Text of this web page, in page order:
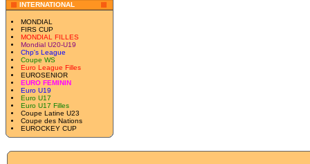
INTERNATIONAL
MONDIAL
FIRS CUP
MONDIAL FILLES
Mondial U20-U19
Chp's League
Coupe WS
Euro League Filles
EUROSENIOR
EURO FEMININ
Euro U19
Euro U17
Euro U17 Filles
Coupe Latine U23
Coupe des Nations
EUROCKEY CUP